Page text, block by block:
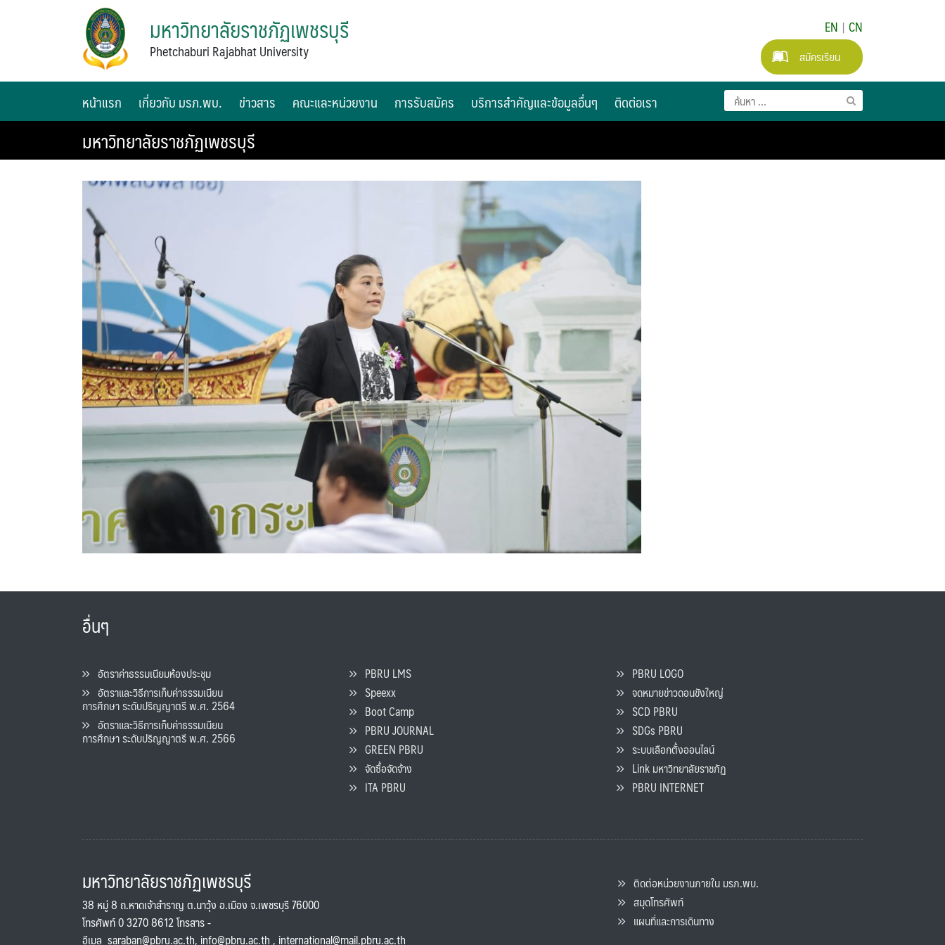
มหาวิทยาลัยราชภัฏเพชรบุรี
Phetchaburi Rajabhat University
EN | CN
สมัครเรียน
หน้าแรก เกี่ยวกับ มรภ.พบ. ข่าวสาร คณะและหน่วยงาน การรับสมัคร บริการสำคัญและข้อมูลอื่นๆ ติดต่อเรา
มหาวิทยาลัยราชภัฏเพชรบุรี
อื่นๆ
อัตราค่าธรรมเนียมห้องประชุม
อัตราและวิธีการเก็บค่าธรรมเนียน
การศึกษา ระดับปริญญาตรี พ.ศ. 2564
อัตราและวิธีการเก็บค่าธรรมเนียน
การศึกษา ระดับปริญญาตรี พ.ศ. 2566
PBRU LMS
Speexx
Boot Camp
PBRU JOURNAL
GREEN PBRU
จัดซื้อจัดจ้าง
ITA PBRU
PBRU LOGO
จดหมายข่าวดอนขังใหญ่
SCD PBRU
SDGs PBRU
ระบบเลือกตั้งออนไลน์
Link มหาวิทยาลัยราชภัฏ
PBRU INTERNET
มหาวิทยาลัยราชภัฏเพชรบุรี
38 หมู่ 8 ถ.หาดเจ้าสำราญ ต.นาวุ้ง อ.เมือง จ.เพชรบุรี 76000
โทรศัพท์ 0 3270 8612 โทรสาร -
อีเมล saraban@pbru.ac.th, info@pbru.ac.th, international@mail.pbru.ac.th
ติดต่อหน่วยงานภายใน มรภ.พบ.
สมุดโทรศัพท์
แผนที่และการเดินทาง